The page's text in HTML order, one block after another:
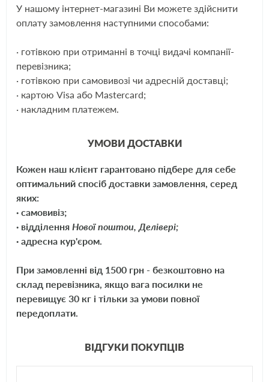
foam:
Возвращает естественный цвет.
Восстанавливает внешний вид тканей и ковровых материалов,
поднимает ворс.
Устраняет неприятные запахи и освежает воздух в салоне
автомобиля.
Предупреждает повторное загрязнение благодаря
Применение Mannol 9931Textile foam:
встряхнув баллон, нанесите пенный очиститель на места
загрязнения;
тщательно вотрите его в поверхность обивки с помощью губки и
оставьте на 2 часа;
повторно пропылесосьте обработанную поверхность.
ЩЕ
У нашому інтернет-магазині Ви можете здійснити
оплату замовлення наступними способами:
· готівкою при отриманні в точці видачі компанії-
перевізника;
· готівкою при самовивозі чи адресній доставці;
· картою Visa або Mastercard;
· накладним платежем.
УМОВИ ДОСТАВКИ
Кожен наш клієнт гарантовано підбере для себе
оптимальний спосіб доставки замовлення, серед
яких:
· самовивіз;
· відділення Нової поштои, Делівері;
· адресна кур'єром.
При замовленні від 1500 грн - безкоштовно на
склад перевізника, якщо вага посилки не
перевищує 30 кг і тільки за умови повної
передоплати.
ВІДГУКИ ПОКУПЦІВ